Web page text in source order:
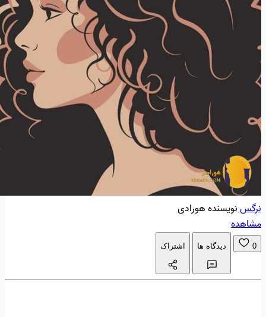
نرگسنویسنده هورادی
مشاهده
0 دیدگاه ها اشتراک